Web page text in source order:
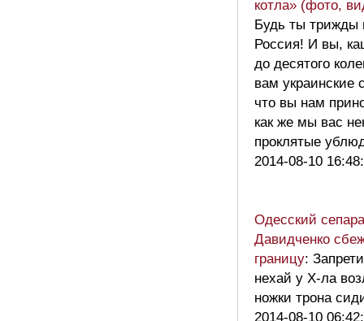
котла» (фото,
Будь ты трижды
Россия! И вы,
до десятого
вам украинские
что вы нам
как же мы вас
проклятые
2014-08-10
Одесский
Давидченко
границу:
нехай у Х-ла
ножки трона
2014-08-10